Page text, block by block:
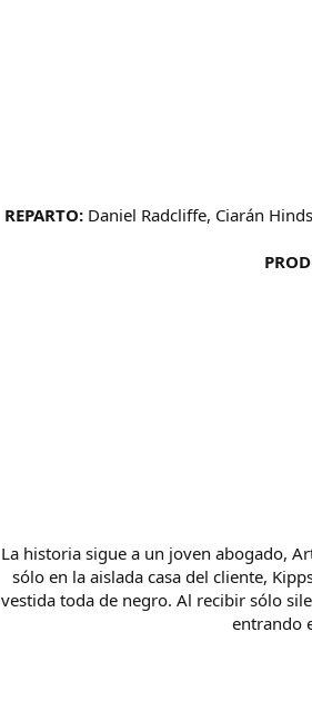
REPARTO:Daniel Radcliffe, Ciarán
La historia sigue a un joven abogado,
sólo en la aislada casa del cliente,
vestida toda de negro. Al recibir sólo
entrando